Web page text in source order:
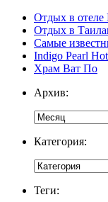
Отдых в отеле
Отдых в
Самые
Indigo Pearl
Храм Ват По
Архив:
Категория:
Теги: